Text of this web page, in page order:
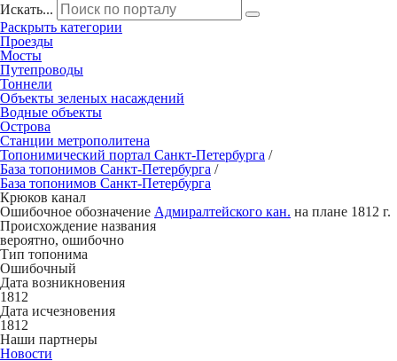
Искать...
Раскрыть категории
Проезды
Мосты
Путепроводы
Тоннели
Объекты зеленых насаждений
Водные объекты
Острова
Станции метрополитена
Топонимический портал Санкт-Петербурга /
База топонимов Санкт-Петербурга /
База топонимов Санкт-Петербурга
Крюков канал
Ошибочное обозначение Адмиралтейского кан. на плане 1812 г.
Происхождение названия
вероятно, ошибочно
Тип топонима
Ошибочный
Дата возникновения
1812
Дата исчезновения
1812
Наши партнеры
Новости